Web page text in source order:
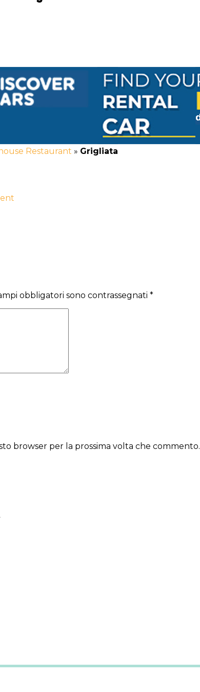
Restaurant » Grigliata
obbligatori sono contrassegnati *
browser per la prossima volta che commento.